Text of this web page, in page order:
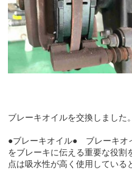
ブレーキオイルを交換しました。
●ブレーキオイル● ブレーキオ
をブレーキに伝える重要な役割
点は吸水性が高く使用している